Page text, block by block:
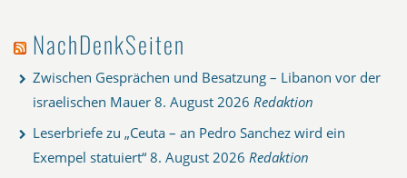
NachDenkSeiten
Zwischen Gesprächen und Besatzung – Libanon vor der
israelischen Mauer 8. August 2026 Redaktion
Leserbriefe zu „Ceuta – an Pedro Sanchez wird ein
Exempel statuiert“ 8. August 2026 Redaktion